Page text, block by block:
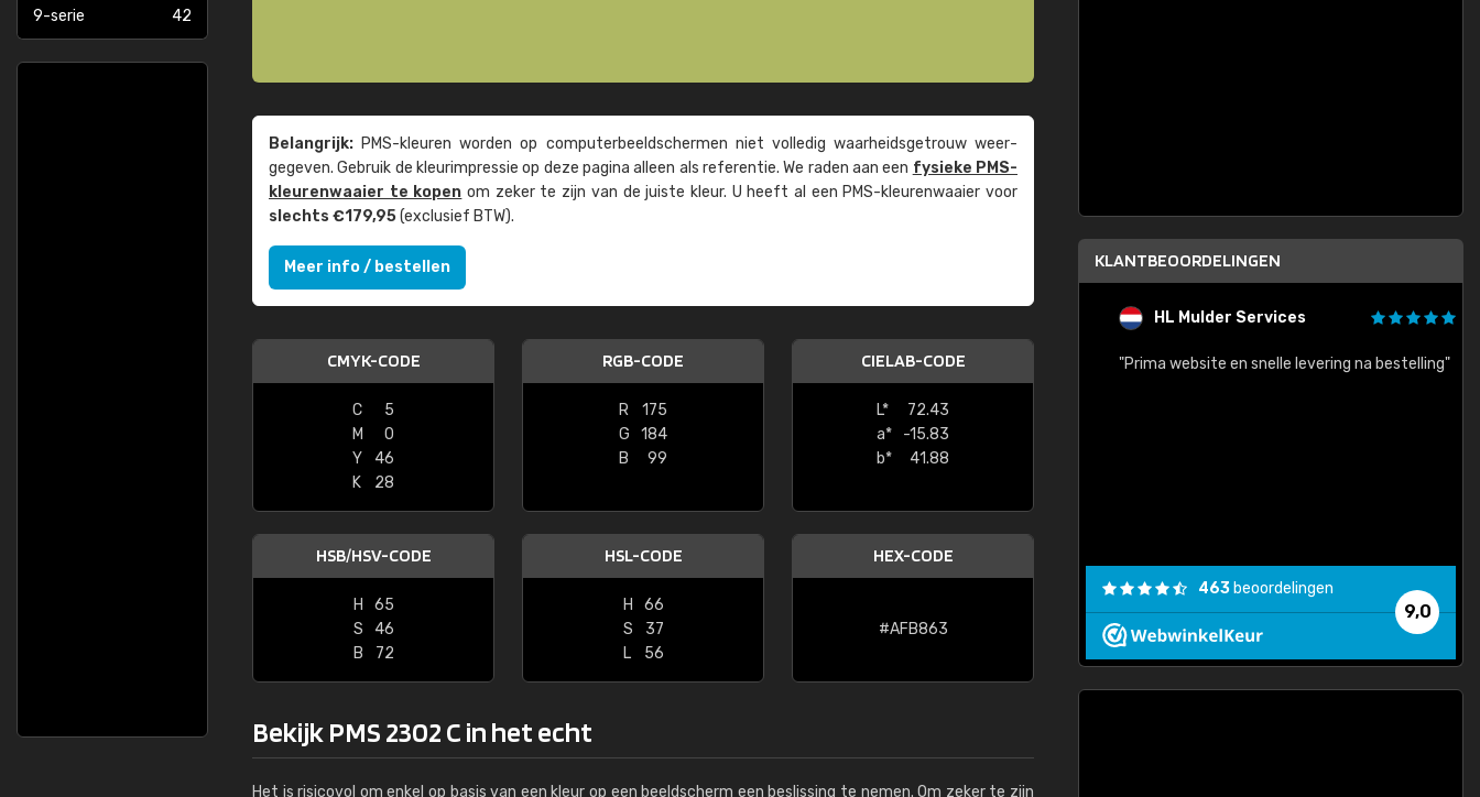
9-serie 42
Belangrijk: PMS-kleuren worden op computer­beeld­schermen niet volledig waarheids­­getrouw weer­
gegeven. Gebruik de kleur­impressie op deze pagina alleen als referentie. We raden aan een fysieke PMS-
kleuren­waaier te kopen om zeker te zijn van de juiste kleur. U heeft al een PMS-kleuren­waaier voor
slechts €179,95(exclusief BTW).
Meer info / bestellen
CMYK-CODE
C
5
M
0
Y
46
K
28
RGB-CODE
R
175
G
184
B
99
CIELAB-CODE
L*
72.43
a*
-15.83
b*
41.88
HSB/HSV-CODE
H
65
S
46
B
72
HSL-CODE
H
66
S
37
L
56
HEX-CODE
#AFB863
Bekijk PMS 2302 C in het echt
Het is risicovol om enkel op basis van een kleur op een beeldscherm een beslissing te nemen. Om zeker te zijn
KLANTBEOORDELINGEN
"Super snelle service en zeer betaalbaar!"
HL Mulder Services
"Prima website en snelle levering na bestelling"
9,0
463 beoordelingen